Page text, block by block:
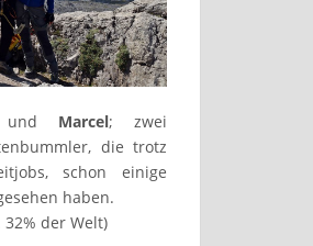
Marcel; zwei
die trotz
schon einige
haben.
der Welt)